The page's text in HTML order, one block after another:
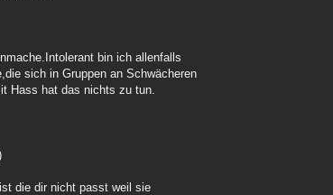
bin ich allenfalls
sich in Gruppen an Schwächeren
Hass hat das nichts zu tun.
die dir nicht passt weil sie